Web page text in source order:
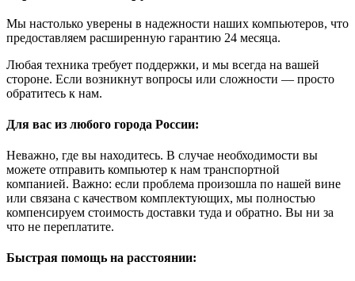
Мы настолько уверены в надежности наших компьютеров, что
предоставляем расширенную гарантию 24 месяца.
Любая техника требует поддержки, и мы всегда на вашей
стороне. Если возникнут вопросы или сложности — просто
обратитесь к нам.
Для вас из любого города России:
Неважно, где вы находитесь. В случае необходимости вы
можете отправить компьютер к нам транспортной
компанией. Важно: если проблема произошла по нашей вине
или связана с качеством комплектующих, мы полностью
компенсируем стоимость доставки туда и обратно. Вы ни за
что не переплатите.
Быстрая помощь на расстоянии: